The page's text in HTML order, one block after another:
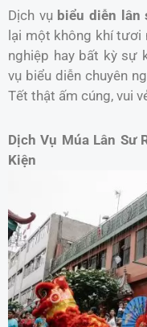
Dịch vụ biểu diễn lân
lại một không khí tươi
nghiệp hay bất kỳ sự
vụ biểu diễn chuyên
Tết thật ấm cúng, vui
Dịch Vụ Múa Lân Sư
Kiện